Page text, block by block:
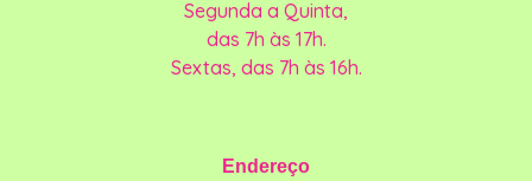
Segunda a Quinta,
das 7h às 17h.
Sextas, das 7h às 16h.
Endereço